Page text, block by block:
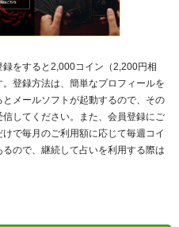
をすると2,000コイン（2,200円相
登録方法は、簡単なプロフィールを
メールソフトが起動するので、その
してください。また、会員登録にご
で毎月のご利用額に応じて毎週コイ
ので、継続して占いを利用する際は